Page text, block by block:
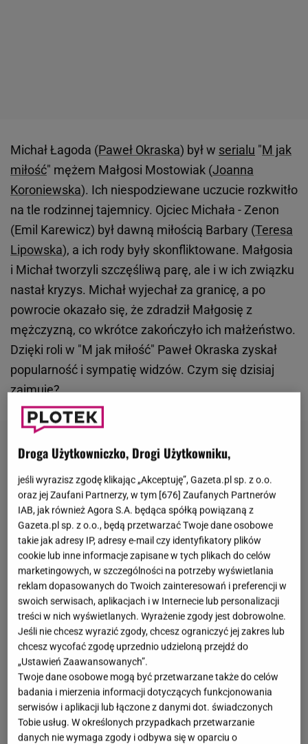
Michał Łagoda (Paweł Okraska) był w serialu "M jak
miłość" mężem Małgosi Mostowiak (Joanna
Koroniewska). Ich niespodziewane uczucie rozkwitło
na tle rodzinnej tajemnicy. Ojciec Michała - Zenon
(Emil Karewicz) był dawną miłością Barbary (Teresa
Lipowska), a ich rody były skonfliktowane. Małgosia
i Michał tworzyli szczęśliwą parę, ale i w ich związku
nastał kryzys. Michał wyjechał za granicę, a po
powrocie okazało się, że zdradził Małgosię z
mężczyzną, co wkrótce zakończyło ich małżeństwo.
Dzięki roli w "M jak miłość" Paweł Okraska zyskał
popularność i sympatię widzów. Czym się dzisiaj
zajmuje?
Droga Użytkowniczko, Drogi Użytkowniku,
jeśli wyrazisz zgodę klikając „Akceptuję”, Gazeta.pl sp. z o.o.
oraz jej Zaufani Partnerzy, w tym [676] Zaufanych Partnerów
IAB, jak również Agora S.A. będąca spółką powiązaną z
Gazeta.pl sp. z o.o., będą przetwarzać Twoje dane osobowe
takie jak adresy IP, adresy e-mail czy identyfikatory plików
cookie lub inne informacje zapisane w tych plikach do celów
marketingowych, w szczególności na potrzeby wyświetlania
reklam dopasowanych do Twoich zainteresowań i preferencji w
swoich serwisach, aplikacjach i w Internecie lub personalizacji
treści w nich wyświetlanych. Wyrażenie zgody jest dobrowolne.
Jeśli nie chcesz wyrazić zgody, chcesz ograniczyć jej zakres lub
chcesz wycofać zgodę uprzednio udzieloną przejdź do
„Ustawień Zaawansowanych”.
Twoje dane osobowe mogą być przetwarzane także do celów
badania i mierzenia informacji dotyczących funkcjonowania
serwisów i aplikacji lub łączone z danymi dot. świadczonych
Tobie usług. W określonych przypadkach przetwarzanie
danych nie wymaga zgody i odbywa się w oparciu o